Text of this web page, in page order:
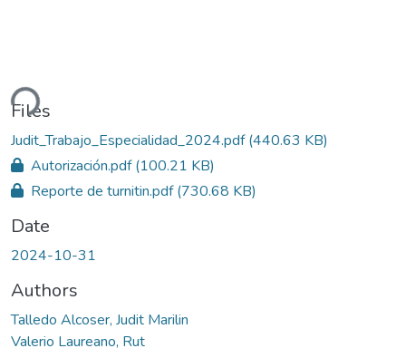
Files
Judit_Trabajo_Especialidad_2024.pdf(440.63 KB)
Autorización.pdf(100.21 KB)
Reporte de turnitin.pdf(730.68 KB)
Date
2024-10-31
Authors
Talledo Alcoser, Judit Marilin
Valerio Laureano, Rut